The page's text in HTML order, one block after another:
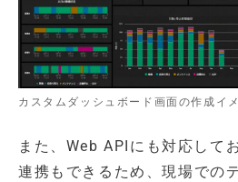
カスタムダッシュボード画面の作成イ
また、Web APIにも対応して
連携もできるため、現場での